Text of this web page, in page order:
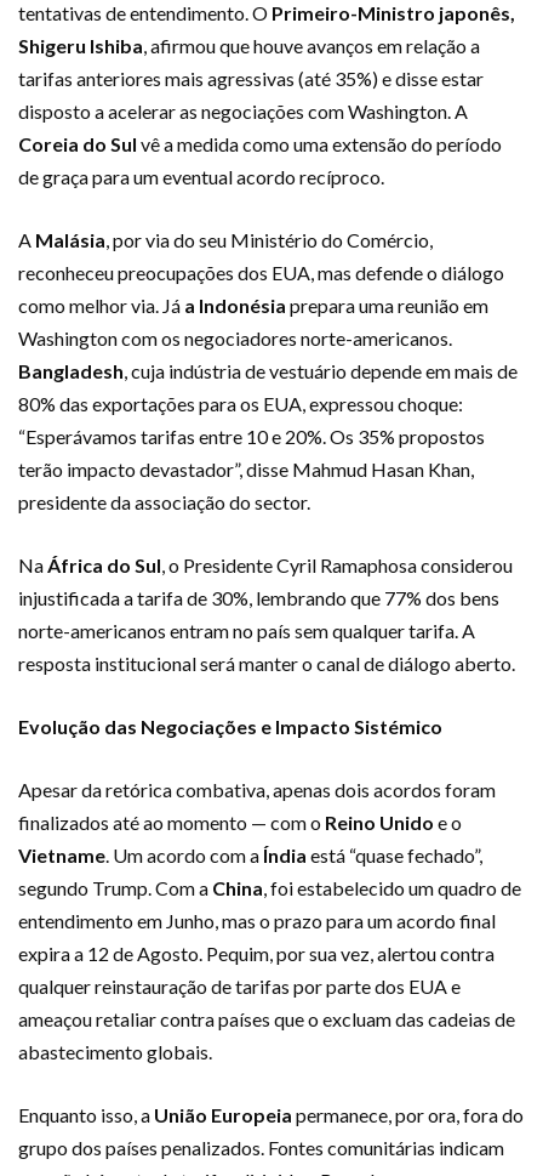
tentativas de entendimento. O Primeiro-Ministro japonês,
Shigeru Ishiba, afirmou que houve avanços em relação a
tarifas anteriores mais agressivas (até 35%) e disse estar
disposto a acelerar as negociações com Washington. A
Coreia do Sul vê a medida como uma extensão do período
de graça para um eventual acordo recíproco.
A Malásia, por via do seu Ministério do Comércio,
reconheceu preocupações dos EUA, mas defende o diálogo
como melhor via. Já a Indonésia prepara uma reunião em
Washington com os negociadores norte-americanos.
Bangladesh, cuja indústria de vestuário depende em mais de
80% das exportações para os EUA, expressou choque:
“Esperávamos tarifas entre 10 e 20%. Os 35% propostos
terão impacto devastador”, disse Mahmud Hasan Khan,
presidente da associação do sector.
NaÁfrica do Sul, o Presidente Cyril Ramaphosa considerou
injustificada a tarifa de 30%, lembrando que 77% dos bens
norte-americanos entram no país sem qualquer tarifa. A
resposta institucional será manter o canal de diálogo aberto.
Evolução das Negociações e Impacto Sistémico
Apesar da retórica combativa, apenas dois acordos foram
finalizados até ao momento — com o Reino Unido e o
Vietname. Um acordo com a Índia está “quase fechado”,
segundo Trump. Com a China, foi estabelecido um quadro de
entendimento em Junho, mas o prazo para um acordo final
expira a 12 de Agosto. Pequim, por sua vez, alertou contra
qualquer reinstauração de tarifas por parte dos EUA e
ameaçou retaliar contra países que o excluam das cadeias de
abastecimento globais.
Enquanto isso, a União Europeia permanece, por ora, fora do
grupo dos países penalizados. Fontes comunitárias indicam